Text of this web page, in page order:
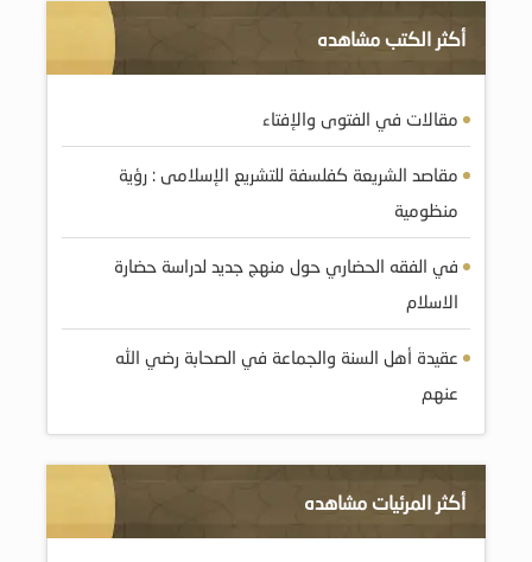
أكثر الكتب مشاهده
مقالات في الفتوى والإفتاء
مقاصد الشريعة كفلسفة للتشريع الإسلامى : رؤية
منظومية
في الفقه الحضاري حول منهج جديد لدراسة حضارة
الاسلام
عقيدة أهل السنة والجماعة في الصحابة رضي الله
عنهم
أكثر المرئيات مشاهده